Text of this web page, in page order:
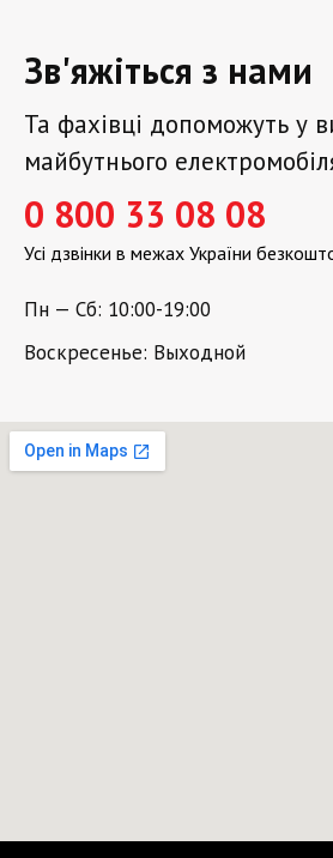
Зв'яжіться з нами
Та фахівці допоможуть у
майбутнього
0 800 33 08 08
Усі дзвінки в межах України
Пн — Сб: 10:00-19:00
Воскресенье: Выходной